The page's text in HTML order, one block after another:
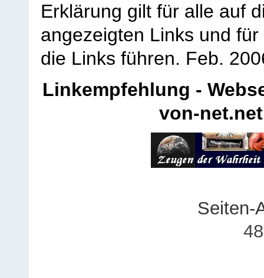
Erklärung gilt für alle auf
angezeigten Links und
die Links führen. Feb.
Linkempfehlung -
von-net.net
Seiten-